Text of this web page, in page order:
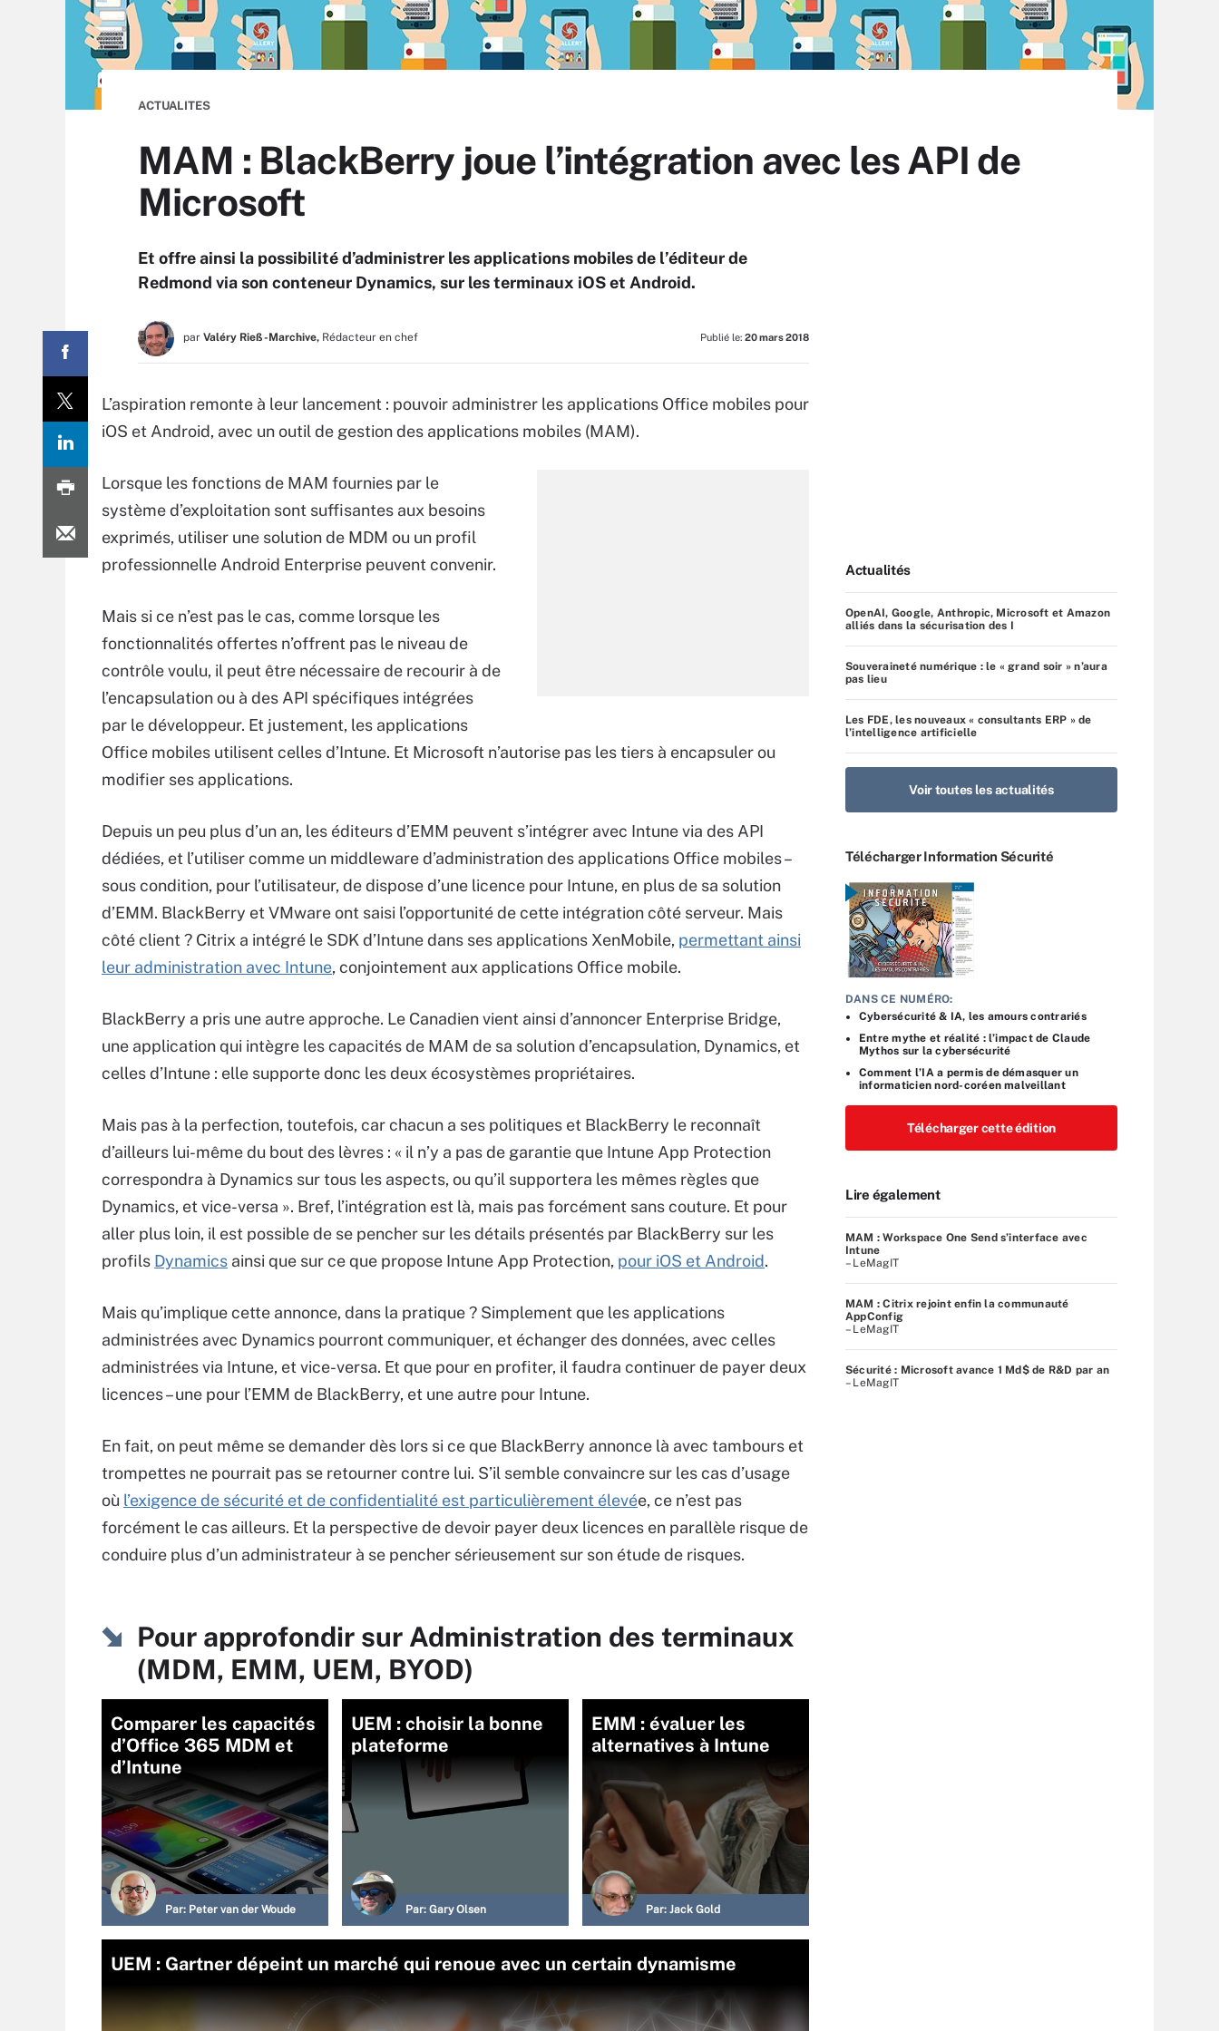
ACTUALITES
MAM : BlackBerry joue l’intégration avec les API de
Microsoft
Et offre ainsi la possibilité d’administrer les applications mobiles de l’éditeur de
Redmond via son conteneur Dynamics, sur les terminaux iOS et Android.
par Valéry Rieß-Marchive, Rédacteur en chef Publié le: 20 mars 2018
L’aspiration remonte à leur lancement : pouvoir administrer les applications Office mobiles pour
iOS et Android, avec un outil de gestion des applications mobiles (MAM).
Lorsque les fonctions de MAM fournies par le
système d’exploitation sont suffisantes aux besoins
exprimés, utiliser une solution de MDM ou un profil
professionnelle Android Enterprise peuvent convenir.
Mais si ce n’est pas le cas, comme lorsque les
fonctionnalités offertes n’offrent pas le niveau de
contrôle voulu, il peut être nécessaire de recourir à de
l’encapsulation ou à des API spécifiques intégrées
par le développeur. Et justement, les applications
Office mobiles utilisent celles d’Intune. Et Microsoft n’autorise pas les tiers à encapsuler ou
modifier ses applications.
Depuis un peu plus d’un an, les éditeurs d’EMM peuvent s’intégrer avec Intune via des API
dédiées, et l’utiliser comme un middleware d’administration des applications Office mobiles –
sous condition, pour l’utilisateur, de dispose d’une licence pour Intune, en plus de sa solution
d’EMM. BlackBerry et VMware ont saisi l’opportunité de cette intégration côté serveur. Mais
côté client ? Citrix a intégré le SDK d’Intune dans ses applications XenMobile, permettant ainsi
leur administration avec Intune, conjointement aux applications Office mobile.
BlackBerry a pris une autre approche. Le Canadien vient ainsi d’annoncer Enterprise Bridge,
une application qui intègre les capacités de MAM de sa solution d’encapsulation, Dynamics, et
celles d’Intune : elle supporte donc les deux écosystèmes propriétaires.
Mais pas à la perfection, toutefois, car chacun a ses politiques et BlackBerry le reconnaît
d’ailleurs lui-même du bout des lèvres : « il n’y a pas de garantie que Intune App Protection
correspondra à Dynamics sur tous les aspects, ou qu’il supportera les mêmes règles que
Dynamics, et vice-versa ». Bref, l’intégration est là, mais pas forcément sans couture. Et pour
aller plus loin, il est possible de se pencher sur les détails présentés par BlackBerry sur les
profils Dynamics ainsi que sur ce que propose Intune App Protection, pour iOS et Android.
Mais qu’implique cette annonce, dans la pratique ? Simplement que les applications
administrées avec Dynamics pourront communiquer, et échanger des données, avec celles
administrées via Intune, et vice-versa. Et que pour en profiter, il faudra continuer de payer deux
licences – une pour l’EMM de BlackBerry, et une autre pour Intune.
En fait, on peut même se demander dès lors si ce que BlackBerry annonce là avec tambours et
trompettes ne pourrait pas se retourner contre lui. S’il semble convaincre sur les cas d’usage
où l’exigence de sécurité et de confidentialité est particulièrement élevée, ce n’est pas
forcément le cas ailleurs. Et la perspective de devoir payer deux licences en parallèle risque de
conduire plus d’un administrateur à se pencher sérieusement sur son étude de risques.
Pour approfondir sur Administration des terminaux
(MDM, EMM, UEM, BYOD)
Comparer les capacités
d’Office 365 MDM et
d’Intune
Par: Peter van der Woude
UEM : choisir la bonne
plateforme
Par: Gary Olsen
EMM : évaluer les
alternatives à Intune
Par: Jack Gold
UEM : Gartner dépeint un marché qui renoue avec un certain dynamisme
Actualités
OpenAI, Google, Anthropic, Microsoft et Amazon
alliés dans la sécurisation des I
Souveraineté numérique : le « grand soir » n’aura
pas lieu
Les FDE, les nouveaux « consultants ERP » de
l’intelligence artificielle
Voir toutes les actualités
Télécharger Information Sécurité
DANS CE NUMÉRO:
Cybersécurité & IA, les amours contrariés
Entre mythe et réalité : l’impact de Claude
Mythos sur la cybersécurité
Comment l’IA a permis de démasquer un
informaticien nord-coréen malveillant
Télécharger cette édition
Lire également
MAM : Workspace One Send s’interface avec
Intune
– LeMagIT
MAM : Citrix rejoint enfin la communauté
AppConfig
– LeMagIT
Sécurité : Microsoft avance 1 Md$ de R&D par an
– LeMagIT